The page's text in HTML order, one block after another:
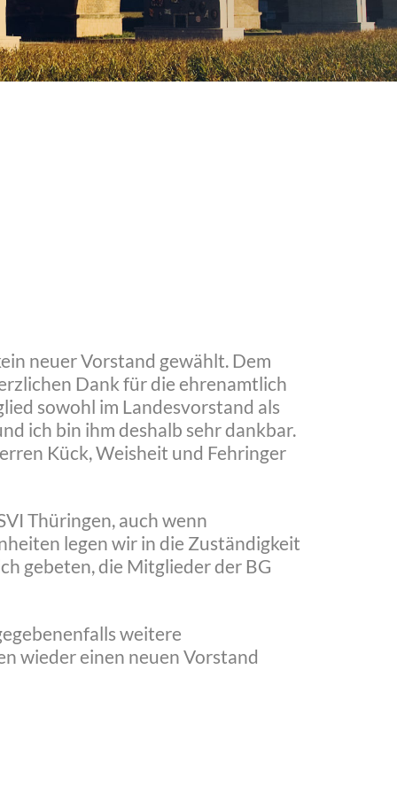
neuer Vorstand gewählt. Dem
Dank für die ehrenamtlich
sowohl im Landesvorstand als
ich bin ihm deshalb sehr dankbar.
Kück, Weisheit und Fehringer
Thüringen, auch wenn
legen wir in die Zuständigkeit
gebeten, die Mitglieder der BG
weitere
wieder einen neuen Vorstand